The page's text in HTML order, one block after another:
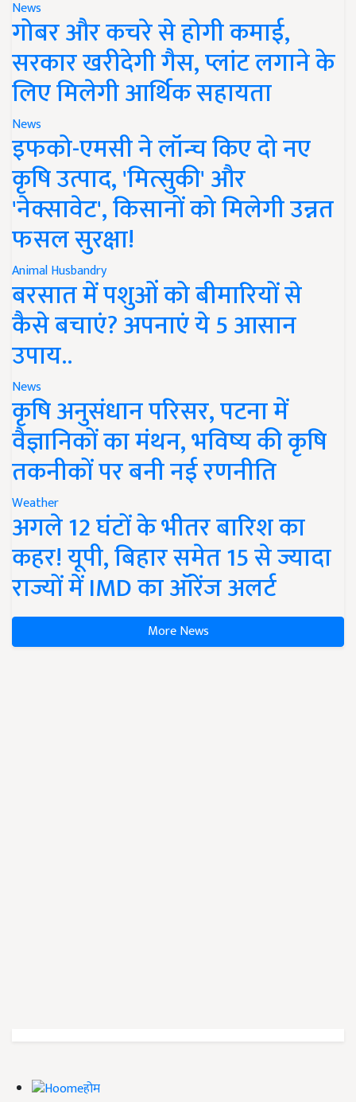
News
गोबर और कचरे से होगी कमाई,
सरकार खरीदेगी गैस, प्लांट लगाने के
लिए मिलेगी आर्थिक सहायता
News
इफको-एमसी ने लॉन्च किए दो नए
कृषि उत्पाद, 'मित्सुकी' और
'नेक्सावेट', किसानों को मिलेगी उन्नत
फसल सुरक्षा!
Animal Husbandry
बरसात में पशुओं को बीमारियों से
कैसे बचाएं? अपनाएं ये 5 आसान
उपाय..
News
कृषि अनुसंधान परिसर, पटना में
वैज्ञानिकों का मंथन, भविष्य की कृषि
तकनीकों पर बनी नई रणनीति
Weather
अगले 12 घंटों के भीतर बारिश का
कहर! यूपी, बिहार समेत 15 से ज्यादा
राज्यों में IMD का ऑरेंज अलर्ट
More News
होम